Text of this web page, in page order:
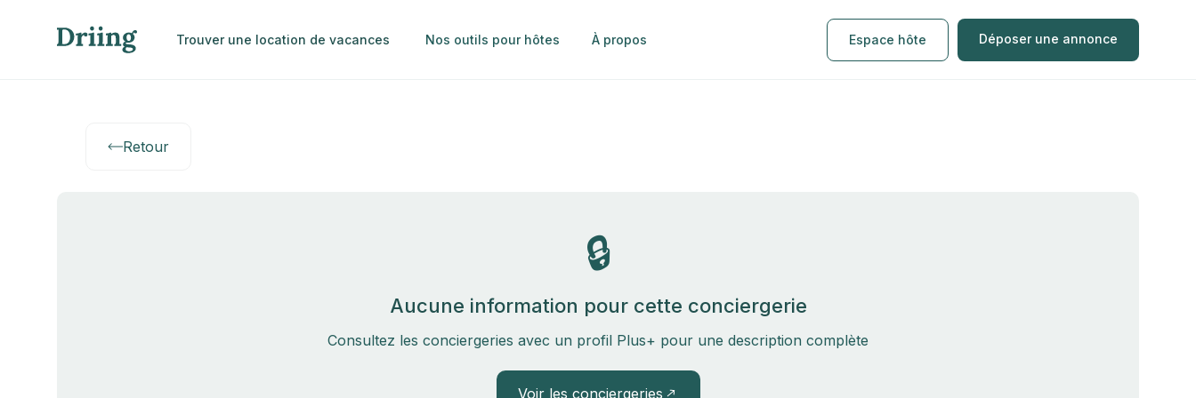
Trouver une location de vacances Nos outils pour hôtes À propos Espace hôte Déposer une annonce
Retour
🔒
Aucune information pour cette conciergerie
Consultez les conciergeries avec un profil Plus+ pour une description complète
Voir les conciergeries